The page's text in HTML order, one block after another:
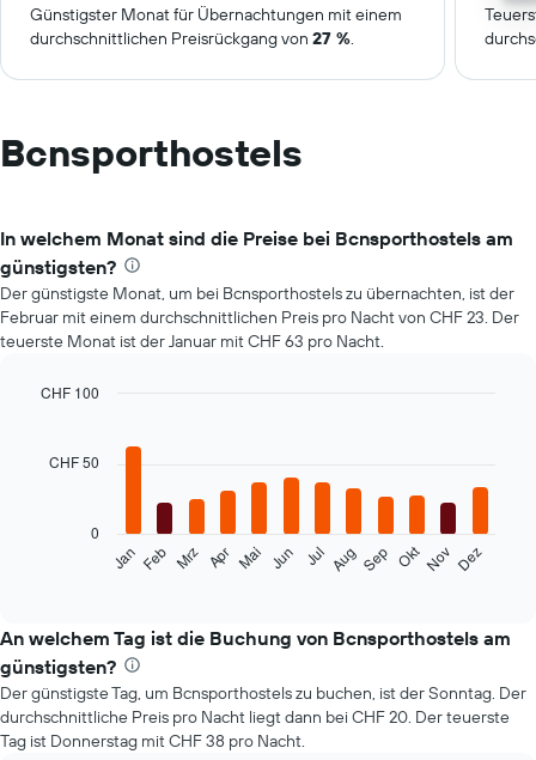
Günstigster Monat für Übernachtungen mit einem
durchschnittlichen Preisrückgang von 27 %.
Bcnsporthostels
In welchem Monat sind die Preise bei Bcnsporthostels am
günstigsten?
Der günstigste Monat, um bei Bcnsporthostels zu übernachten, ist der
Februar mit einem durchschnittlichen Preis pro Nacht von CHF 23. Der
teuerste Monat ist der Januar mit CHF 63 pro Nacht.
with
den
durchschnittlichen
Zimmerpreis
im
jeweiligen
Monat
Jan Feb Mrz Apr Mai Jun Jul Aug Sep OktNov Dez
0
CHF 50
CHF 100
An welchem Tag ist die Buchung von Bcnsporthostels am
günstigsten?
Der günstigste Tag, um Bcnsporthostels zu buchen, ist der Sonntag. Der
durchschnittliche Preis pro Nacht liegt dann bei CHF 20. Der teuerste
Tag ist Donnerstag mit CHF 38 pro Nacht.